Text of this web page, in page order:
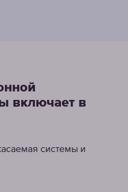
включает в
системы и